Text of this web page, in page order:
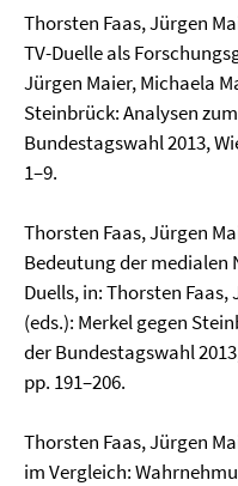
Thorsten Faas, Jürgen
TV-Duelle als
Jürgen Maier, Michaela
Steinbrück: Analysen
Bundestagswahl 2013,
1–9.
Thorsten Faas, Jürgen
Bedeutung der
Duells, in: Thorsten
(eds.): Merkel gegen
der Bundestagswahl
pp. 191–206.
Thorsten Faas, Jürgen
im Vergleich: